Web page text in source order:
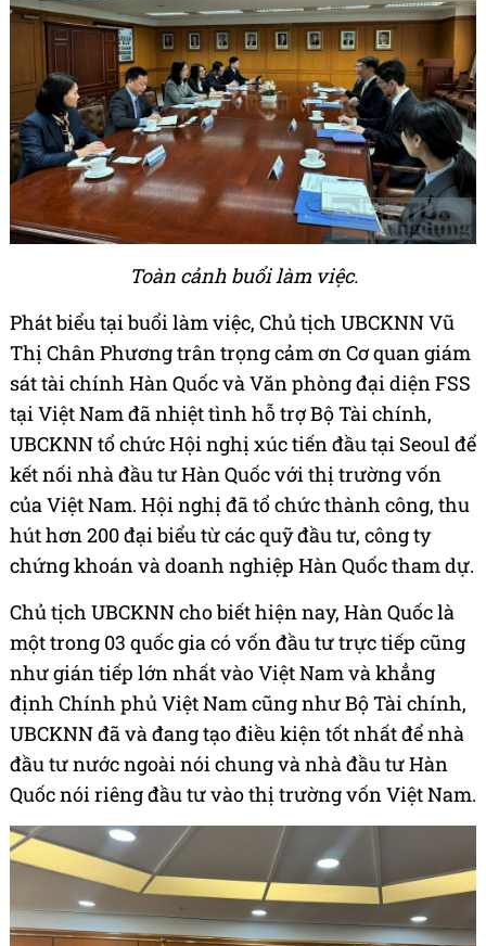
Toàn cảnh buổi làm việc.
Phát biểu tại buổi làm việc, Chủ tịch UBCKNN Vũ
Thị Chân Phương trân trọng cảm ơn Cơ quan giám
sát tài chính Hàn Quốc và Văn phòng đại diện FSS
tại Việt Nam đã nhiệt tình hỗ trợ Bộ Tài chính,
UBCKNN tổ chức Hội nghị xúc tiến đầu tại Seoul để
kết nối nhà đầu tư Hàn Quốc với thị trường vốn
của Việt Nam. Hội nghị đã tổ chức thành công, thu
hút hơn 200 đại biểu từ các quỹ đầu tư, công ty
chứng khoán và doanh nghiệp Hàn Quốc tham dự.
Chủ tịch UBCKNN cho biết hiện nay, Hàn Quốc là
một trong 03 quốc gia có vốn đầu tư trực tiếp cũng
như gián tiếp lớn nhất vào Việt Nam và khẳng
định Chính phủ Việt Nam cũng như Bộ Tài chính,
UBCKNN đã và đang tạo điều kiện tốt nhất để nhà
đầu tư nước ngoài nói chung và nhà đầu tư Hàn
Quốc nói riêng đầu tư vào thị trường vốn Việt Nam.